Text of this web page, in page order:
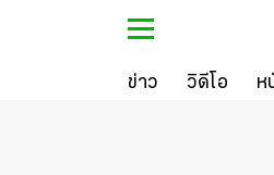
ข่าว วิดีโอ ห